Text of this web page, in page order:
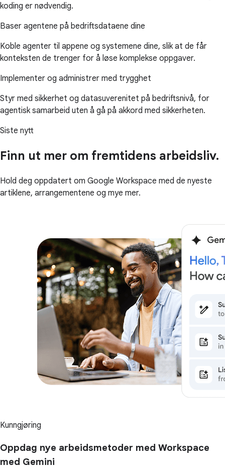
koding er nødvendig.
Baser agentene på bedriftsdataene dine
Koble agenter til appene og systemene dine, slik at de får
konteksten de trenger for å løse komplekse oppgaver.
Implementer og administrer med trygghet
Styr med sikkerhet og datasuverenitet på bedriftsnivå, for
agentisk samarbeid uten å gå på akkord med sikkerheten.
Siste nytt
Finn ut mer om fremtidens arbeidsliv.
Hold deg oppdatert om Google Workspace med de nyeste
artiklene, arrangementene og mye mer.
Kunngjøring
Oppdag nye arbeidsmetoder med Workspace
med Gemini